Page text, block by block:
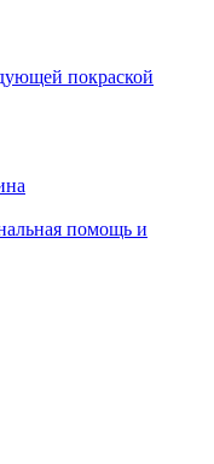
покраской
помощь и